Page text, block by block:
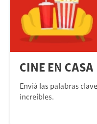
CINE EN CASA
Enviá las palabras
increíbles.